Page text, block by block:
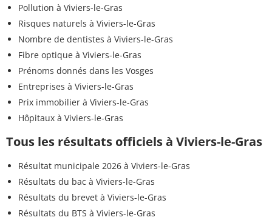
Pollution à Viviers-le-Gras
Risques naturels à Viviers-le-Gras
Nombre de dentistes à Viviers-le-Gras
Fibre optique à Viviers-le-Gras
Prénoms donnés dans les Vosges
Entreprises à Viviers-le-Gras
Prix immobilier à Viviers-le-Gras
Hôpitaux à Viviers-le-Gras
Tous les résultats officiels à Viviers-le-Gras
Résultat municipale 2026 à Viviers-le-Gras
Résultats du bac à Viviers-le-Gras
Résultats du brevet à Viviers-le-Gras
Résultats du BTS à Viviers-le-Gras